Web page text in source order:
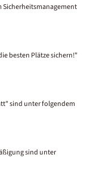
Sicherheitsmanagement
besten Plätze sichern!"
sind unter folgendem
sind unter